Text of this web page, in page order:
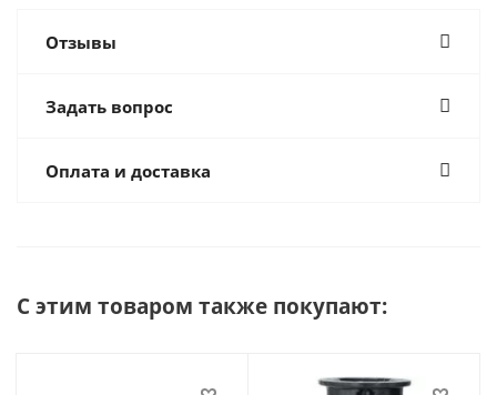
Отзывы
Задать вопрос
Оплата и доставка
С этим товаром также покупают: